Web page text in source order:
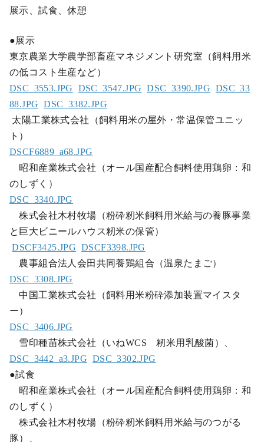
展示、試食、休憩
●展示
東京農業大学農学部畜産マネジメント研究室（飼料用米
の低コスト生産など）
DSC_3553.JPG
DSC_3547.JPG DSC_3390.JPG DSC_33
88.JPG
DSC_3382.JPG
太陽工業株式会社（飼料用米の屋外・常温保管ユニッ
ト）
DSCF6889_a68.JPG
昭和産業株式会社（オール国産配合飼料使用鶏卵：和
のしずく）
DSC_3340.JPG
株式会社木村牧場（粉砕籾米飼料用米給与の養豚事業
と巨大ビニールハウス籾米の保管）
DSCF3425.JPG DSCF3398.JPG
農事組合法人会田共同養鶏組合（温泉たまご）
DSC_3308.JPG
中国工業株式会社（飼料用米粉砕添加装置マイスタ
ー）
DSC_3406.JPG
雪印種苗株式会社（いねWCS 籾米用乳酸菌）、
DSC_3442_a3.JPG DSC_3302.JPG
●試食
昭和産業株式会社（オール国産配合飼料使用鶏卵：和
のしずく）
株式会社木村牧場（粉砕籾米飼料用米給与のつがる
豚）、